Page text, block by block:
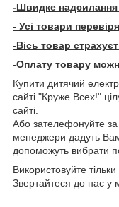
-Швидке надсилання
- Усі товари
-Вісь товар
-Оплату товару
Купити дитячий
сайті "Круже Всех!"
сайті.
Або зателефонуйте
менеджери дадуть
допоможуть вибрати
Використовуйте
Звертайтеся до нас у